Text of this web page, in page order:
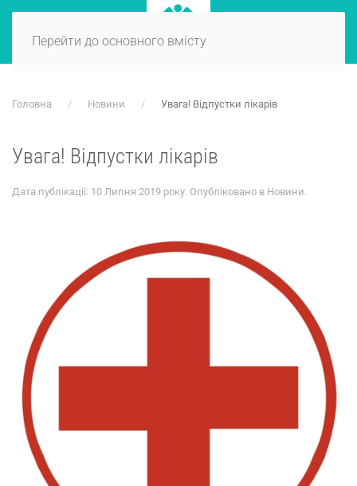
Перейти до основного вмісту
Головна Новини Увага! Відпустки лікарів
Увага! Відпустки лікарів
Дата публікації: 10 Липня 2019 року. Опубліковано в Новини.